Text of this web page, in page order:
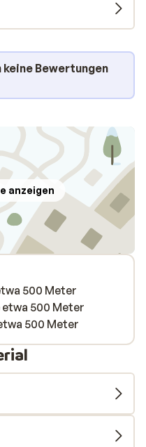
Bewertungen
anzeigen
500 Meter
500 Meter
500 Meter